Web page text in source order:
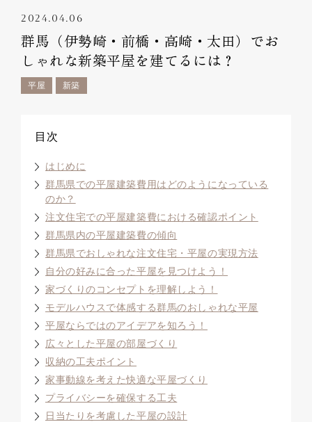
2024.04.06
群馬（伊勢崎・前橋・高崎・太田）でお
しゃれな新築平屋を建てるには？
平屋 新築
目次
はじめに
群馬県での平屋建築費用はどのようになっている
のか？
注文住宅での平屋建築費における確認ポイント
群馬県内の平屋建築費の傾向
群馬県でおしゃれな注文住宅・平屋の実現方法
自分の好みに合った平屋を見つけよう！
家づくりのコンセプトを理解しよう！
モデルハウスで体感する群馬のおしゃれな平屋
平屋ならではのアイデアを知ろう！
広々とした平屋の部屋づくり
収納の工夫ポイント
家事動線を考えた快適な平屋づくり
プライバシーを確保する工夫
日当たりを考慮した平屋の設計